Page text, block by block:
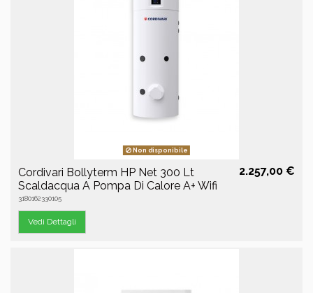
Non disponibile
Cordivari Bollyterm HP Net 300 Lt
Scaldacqua A Pompa Di Calore A+ Wifi
3180162330105
2.257,00 €
Vedi Dettagli